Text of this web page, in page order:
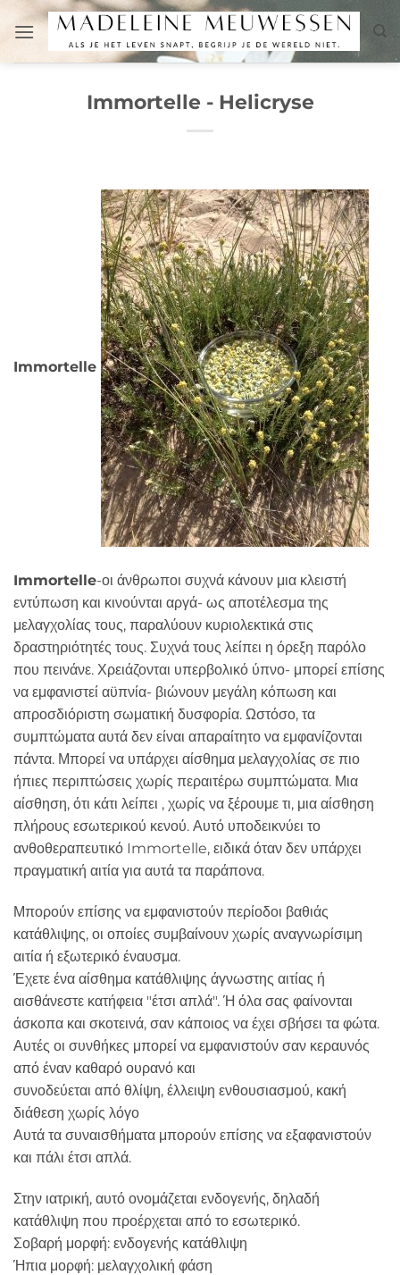
Μετάβαση
στο
περιεχόμενο
Immortelle - Helicryse
Immortelle
Immortelle-οι άνθρωποι συχνά κάνουν μια κλειστή
εντύπωση και κινούνται αργά- ως αποτέλεσμα της
μελαγχολίας τους, παραλύουν κυριολεκτικά στις
δραστηριότητές τους. Συχνά τους λείπει η όρεξη παρόλο
που πεινάνε. Χρειάζονται υπερβολικό ύπνο- μπορεί επίσης
να εμφανιστεί αϋπνία- βιώνουν μεγάλη κόπωση και
απροσδιόριστη σωματική δυσφορία. Ωστόσο, τα
συμπτώματα αυτά δεν είναι απαραίτητο να εμφανίζονται
πάντα. Μπορεί να υπάρχει αίσθημα μελαγχολίας σε πιο
ήπιες περιπτώσεις χωρίς περαιτέρω συμπτώματα. Μια
αίσθηση, ότι κάτι λείπει , χωρίς να ξέρουμε τι, μια αίσθηση
πλήρους εσωτερικού κενού. Αυτό υποδεικνύει το
ανθοθεραπευτικό Immortelle, ειδικά όταν δεν υπάρχει
πραγματική αιτία για αυτά τα παράπονα.
Μπορούν επίσης να εμφανιστούν περίοδοι βαθιάς
κατάθλιψης, οι οποίες συμβαίνουν χωρίς αναγνωρίσιμη
αιτία ή εξωτερικό έναυσμα.
Έχετε ένα αίσθημα κατάθλιψης άγνωστης αιτίας ή
αισθάνεστε κατήφεια "έτσι απλά". Ή όλα σας φαίνονται
άσκοπα και σκοτεινά, σαν κάποιος να έχει σβήσει τα φώτα.
Αυτές οι συνθήκες μπορεί να εμφανιστούν σαν κεραυνός
από έναν καθαρό ουρανό και
συνοδεύεται από θλίψη, έλλειψη ενθουσιασμού, κακή
διάθεση χωρίς λόγο
Αυτά τα συναισθήματα μπορούν επίσης να εξαφανιστούν
και πάλι έτσι απλά.
Στην ιατρική, αυτό ονομάζεται ενδογενής, δηλαδή
κατάθλιψη που προέρχεται από το εσωτερικό.
Σοβαρή μορφή: ενδογενής κατάθλιψη
Ήπια μορφή: μελαγχολική φάση